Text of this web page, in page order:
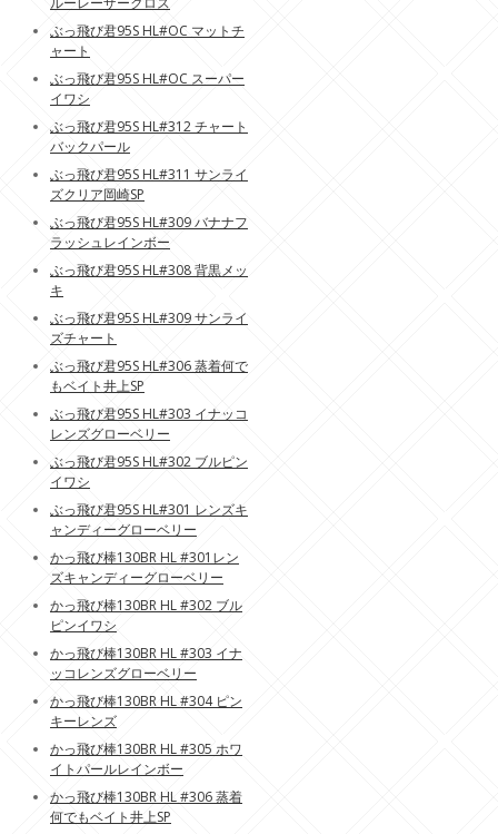
ぶっ飛び君95S HL#OC マットチ
ャート
ぶっ飛び君95S HL#OC スーパー
イワシ
ぶっ飛び君95S HL#312 チャート
バックパール
ぶっ飛び君95S HL#311 サンライ
ズクリア岡崎SP
ぶっ飛び君95S HL#309 バナナフ
ラッシュレインボー
ぶっ飛び君95S HL#308 背黒メッ
キ
ぶっ飛び君95S HL#309 サンライ
ズチャート
ぶっ飛び君95S HL#306 蒸着何で
もベイト井上SP
ぶっ飛び君95S HL#303 イナッコ
レンズグローベリー
ぶっ飛び君95S HL#302 ブルピン
イワシ
ぶっ飛び君95S HL#301 レンズキ
ャンディーグローベリー
かっ飛び棒130BR HL #301レン
ズキャンディーグローベリー
かっ飛び棒130BR HL #302 ブル
ピンイワシ
かっ飛び棒130BR HL #303 イナ
ッコレンズグローベリー
かっ飛び棒130BR HL #304 ピン
キーレンズ
かっ飛び棒130BR HL #305 ホワ
イトパールレインボー
かっ飛び棒130BR HL #306 蒸着
何でもベイト井上SP